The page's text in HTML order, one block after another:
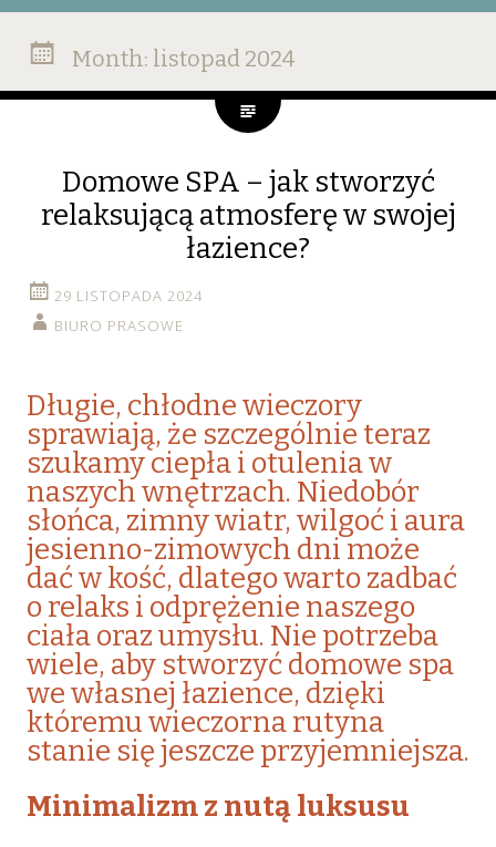
Month: listopad 2024
Domowe SPA – jak stworzyć
relaksującą atmosferę w swojej
łazience?
29 LISTOPADA 2024
BIURO PRASOWE
Długie, chłodne wieczory
sprawiają, że szczególnie teraz
szukamy ciepła i otulenia w
naszych wnętrzach. Niedobór
słońca, zimny wiatr, wilgoć i aura
jesienno-zimowych dni może
dać w kość, dlatego warto zadbać
o relaks i odprężenie naszego
ciała oraz umysłu. Nie potrzeba
wiele, aby stworzyć domowe spa
we własnej łazience, dzięki
któremu wieczorna rutyna
stanie się jeszcze przyjemniejsza.
Minimalizm z nutą luksusu